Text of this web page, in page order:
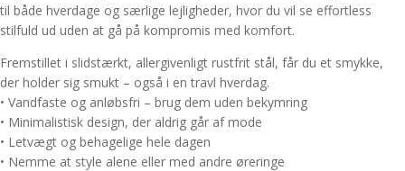
til både hverdage og særlige lejligheder, hvor du vil se effortless
stilfuld ud uden at gå på kompromis med komfort.
Fremstillet i slidstærkt, allergivenligt rustfrit stål, får du et smykke,
der holder sig smukt – også i en travl hverdag.
• Vandfaste og anløbsfri – brug dem uden bekymring
• Minimalistisk design, der aldrig går af mode
• Letvægt og behagelige hele dagen
• Nemme at style alene eller med andre øreringe